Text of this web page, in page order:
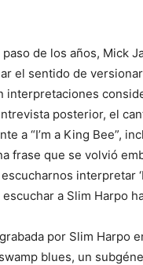
de los años, Mick
el sentido de
interpretaciones
posterior, el
a “I’m a King Bee”,
frase que se volvió
interpretar
a Slim Harpo
por Slim Harpo
blues, un